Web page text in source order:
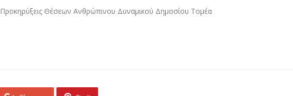
Προκηρύξεις Θέσεων Ανθρώπινου Δυναμικού Δημοσίου Τομέα